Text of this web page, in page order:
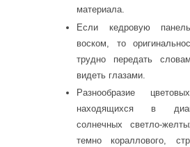
материала.
Если кедровую
воском, то
трудно передать
видеть глазами.
Разнообразие
находящихся в
солнечных светло-
темно кораллового,